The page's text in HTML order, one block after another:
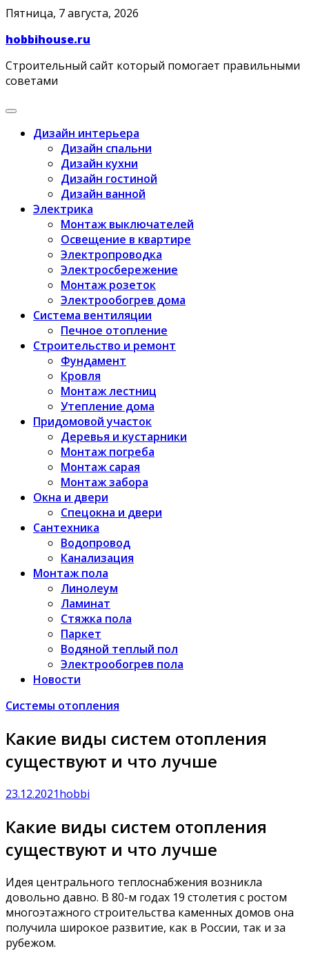
Skip
content
Пятница, 7 августа, 2026
hobbihouse.ru
Строительный сайт который помогает правильными
советами
Дизайн интерьера
Дизайн спальни
Дизайн кухни
Дизайн гостиной
Дизайн ванной
Электрика
Монтаж выключателей
Освещение в квартире
Электропроводка
Электросбережение
Монтаж розеток
Электрообогрев дома
Система вентиляции
Печное отопление
Строительство и ремонт
Фундамент
Кровля
Монтаж лестниц
Утепление дома
Придомовой участок
Деревья и кустарники
Монтаж погреба
Монтаж сарая
Монтаж забора
Окна и двери
Спецокна и двери
Сантехника
Водопровод
Канализация
Монтаж пола
Линолеум
Ламинат
Стяжка пола
Паркет
Водяной теплый пол
Электрообогрев пола
Новости
Системы отопления
Какие виды систем отопления
существуют и что лучше
23.12.2021hobbi
Какие виды систем отопления
существуют и что лучше
Идея центрального теплоснабжения возникла
довольно давно. В 80-м годах 19 столетия с ростом
многоэтажного строительства каменных домов она
получила широкое развитие, как в России, так и за
рубежом.